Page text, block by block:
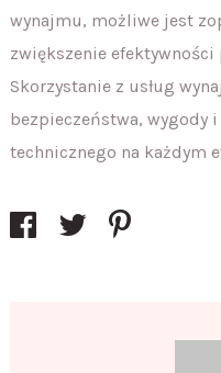
wynajmu, możliwe jest
zwiększenie efektywności
Skorzystanie z usług
bezpieczeństwa, wygody
technicznego na każdym